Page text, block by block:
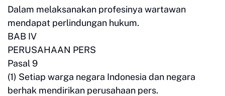
Dalam melaksanakan profesinya wartawan
mendapat perlindungan hukum.
BAB IV
PERUSAHAAN PERS
Pasal 9
(1) Setiap warga negara Indonesia dan negara
berhak mendirikan perusahaan pers.